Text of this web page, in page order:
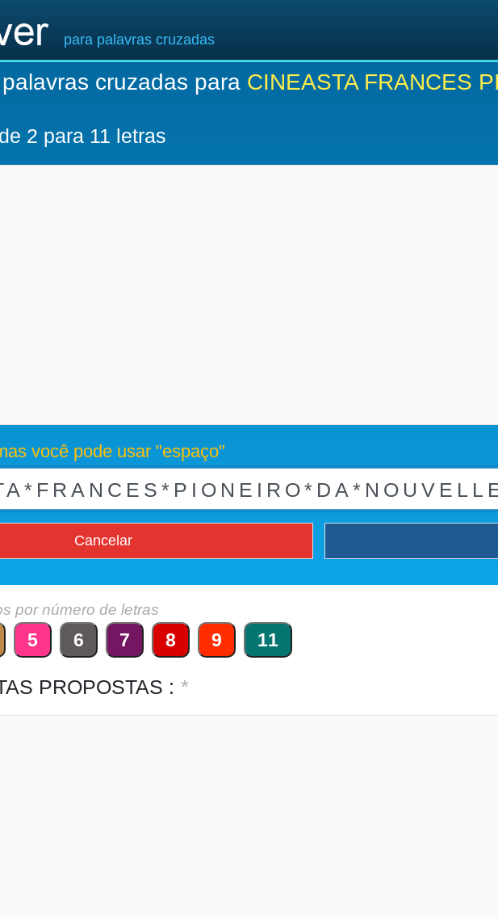
para palavras cruzadas
cruzadas para CINEASTA FRANCES
2 para 11 letras
você pode usar "espaço"
Cancelar
por número de letras
5 6 7 8 9 11
PROPOSTAS : *